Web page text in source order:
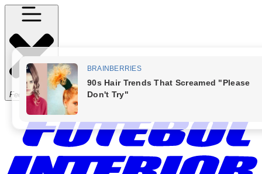
Fechar Menu